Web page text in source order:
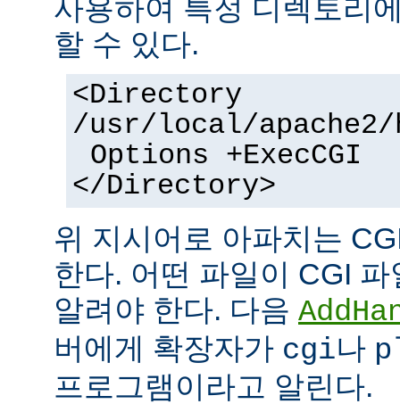
사용하여 특정 디렉토리
할 수 있다.
<Directory
/usr/local/apache2/
Options +ExecCGI
</Directory>
위 지시어로 아파치는
한다. 어떤 파일이 CGI
알려야 한다. 다음
버에게 확장자가 cgi나
프로그램이라고 알린다.